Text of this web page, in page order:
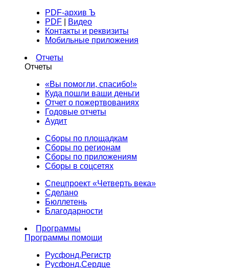
PDF-архив Ъ
PDF
Видео
Контакты и реквизиты
Мобильные приложения
Отчеты
Отчеты
«Вы помогли, спасибо!»
Куда пошли ваши деньги
Отчет о пожертвованиях
Годовые отчеты
Аудит
Сборы по площадкам
Сборы по регионам
Сборы по приложениям
Сборы в соцсетях
Спецпроект «Четверть века»
Сделано
Бюллетень
Благодарности
Программы
Программы помощи
Русфонд.Регистр
Русфонд.Сердце